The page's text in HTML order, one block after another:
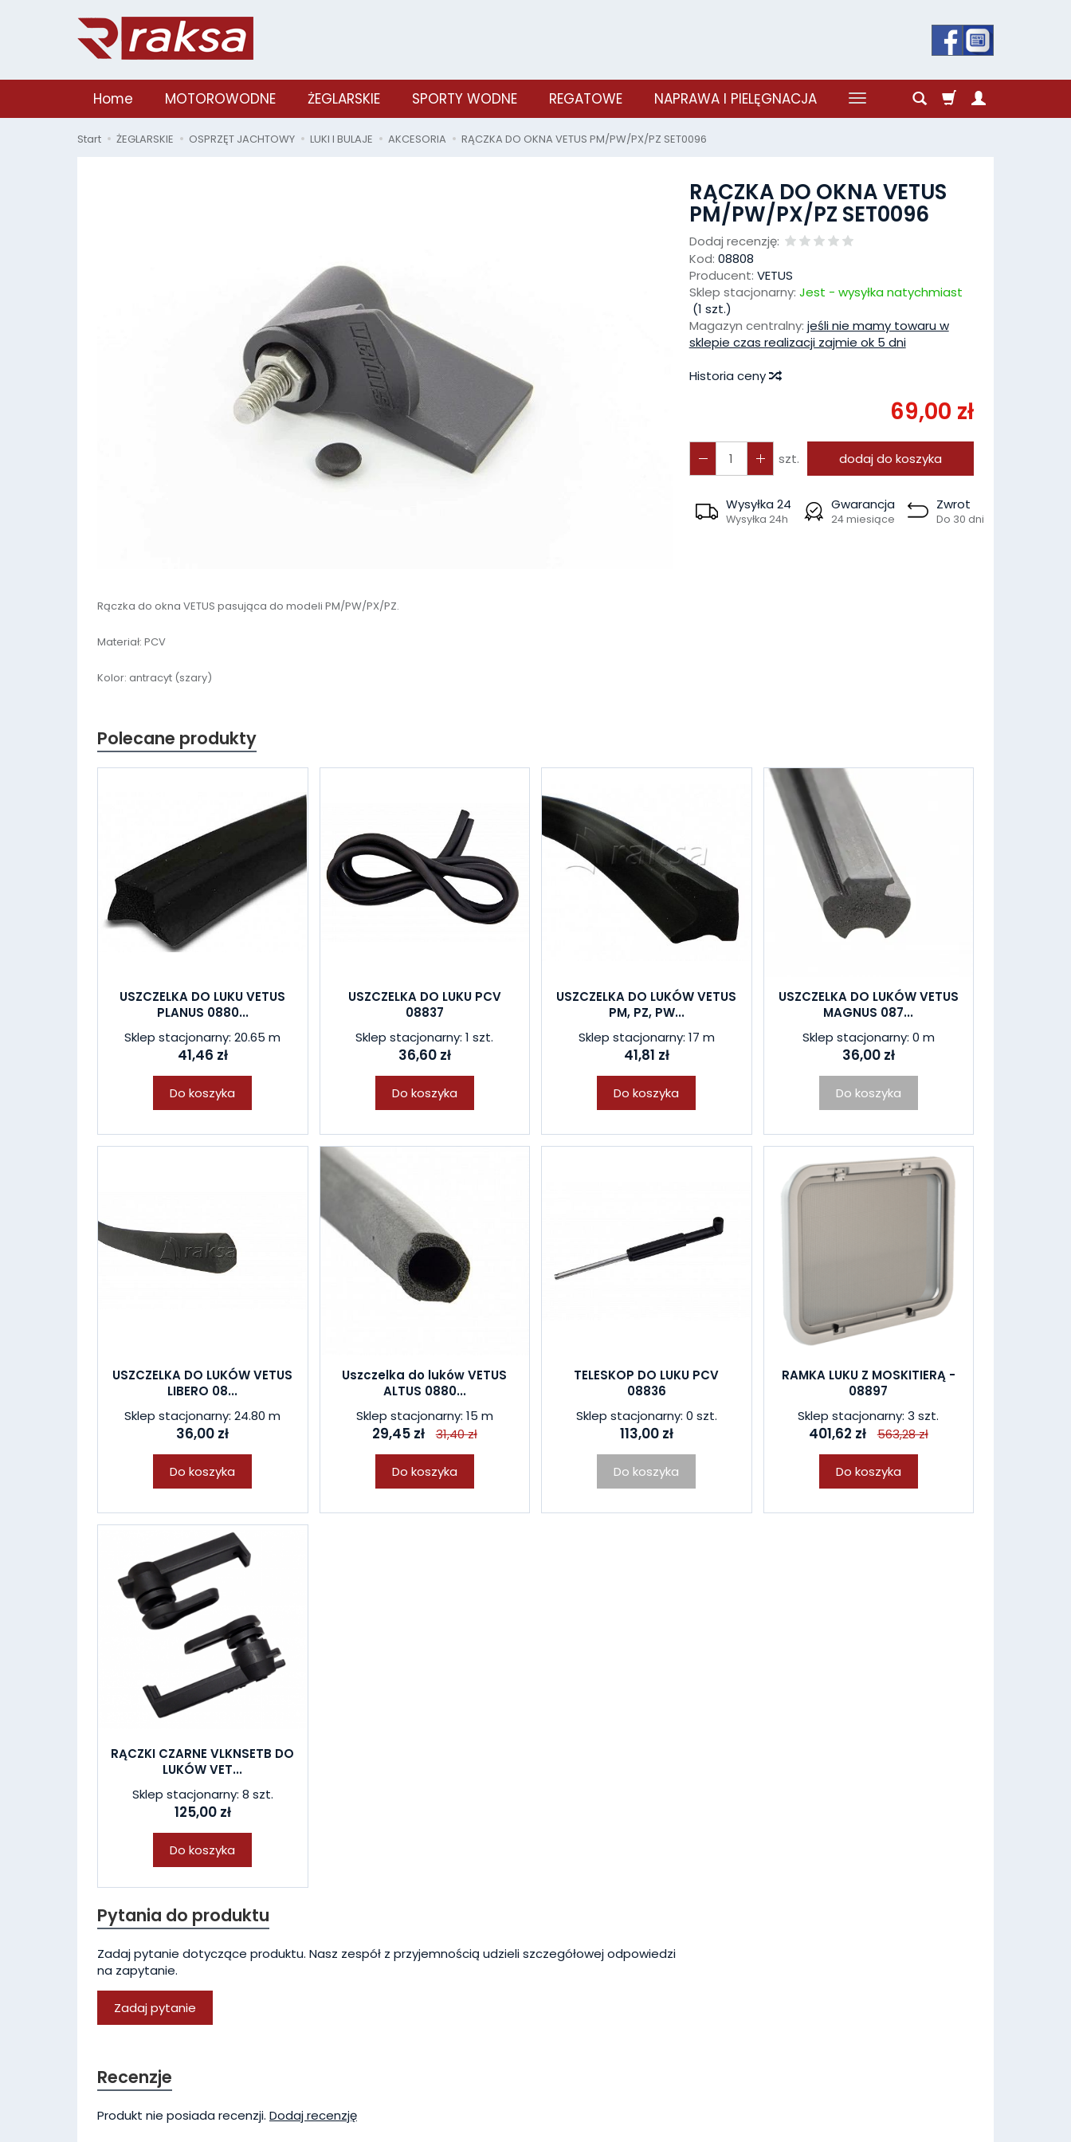
Home MOTOROWODNE ŻEGLARSKIE SPORTY WODNE REGATOWE NAPRAWA I PIELĘGNACJA
Start ŻEGLARSKIE OSPRZĘT JACHTOWY LUKI I BULAJE AKCESORIA RĄCZKA DO OKNA VETUS PM/PW/PX/PZ SET0096
RĄCZKA DO OKNA VETUS
PM/PW/PX/PZ SET0096
Dodaj recenzję:
Kod: 08808
Producent: VETUS
Sklep stacjonarny: Jest - wysyłka natychmiast
(1 szt.)
Magazyn centralny: jeśli nie mamy towaru w
sklepie czas realizacji zajmie ok 5 dni
Historia ceny
69,00 zł
szt. dodaj do koszyka
Wysyłka 24
Wysyłka 24h
Gwarancja
24 miesiące
Zwrot
Do 30 dni
Rączka do okna VETUS pasująca do modeli PM/PW/PX/PZ.
Materiał: PCV
Kolor: antracyt (szary)
Polecane produkty
USZCZELKA DO LUKU VETUS
PLANUS 0880...
Sklep stacjonarny: 20.65 m
41,46 zł
Do koszyka
USZCZELKA DO LUKU PCV
08837
Sklep stacjonarny: 1 szt.
36,60 zł
Do koszyka
USZCZELKA DO LUKÓW VETUS
PM, PZ, PW...
Sklep stacjonarny: 17 m
41,81 zł
Do koszyka
USZCZELKA DO LUKÓW VETUS
MAGNUS 087...
Sklep stacjonarny: 0 m
36,00 zł
Do koszyka
USZCZELKA DO LUKÓW VETUS
LIBERO 08...
Sklep stacjonarny: 24.80 m
36,00 zł
Do koszyka
Uszczelka do luków VETUS
ALTUS 0880...
Sklep stacjonarny: 15 m
29,45 zł 31,40 zł
Do koszyka
TELESKOP DO LUKU PCV
08836
Sklep stacjonarny: 0 szt.
113,00 zł
Do koszyka
RAMKA LUKU Z MOSKITIERĄ -
08897
Sklep stacjonarny: 3 szt.
401,62 zł 563,28 zł
Do koszyka
RĄCZKI CZARNE VLKNSETB DO
LUKÓW VET...
Sklep stacjonarny: 8 szt.
125,00 zł
Do koszyka
Pytania do produktu
Zadaj pytanie dotyczące produktu. Nasz zespół z przyjemnością udzieli szczegółowej odpowiedzi
na zapytanie.
Zadaj pytanie
Recenzje
Produkt nie posiada recenzji. Dodaj recenzję